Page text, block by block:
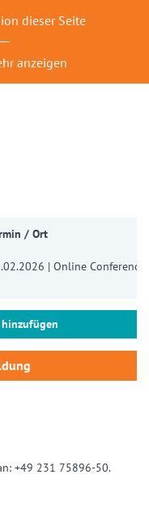
dieser Seite
anzeigen
/ Ort
| Online Conference
+49 231 75896-50.